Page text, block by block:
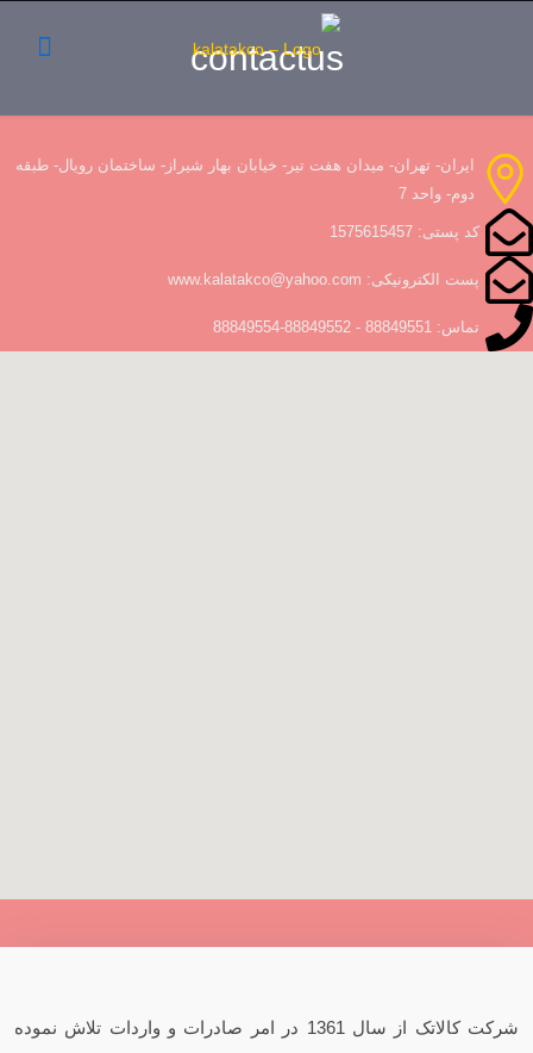
contactus
ایران- تهران- میدان هفت تیر- خیابان بهار شیراز- ساختمان رویال- طبقه
دوم- واحد 7
کد پستی: 1575615457
پست الکترونیکی: www.kalatakco@yahoo.com
تماس: 88849551 - 88849552-88849554
شرکت کالاتک از سال 1361 در امر صادرات و واردات تلاش نموده